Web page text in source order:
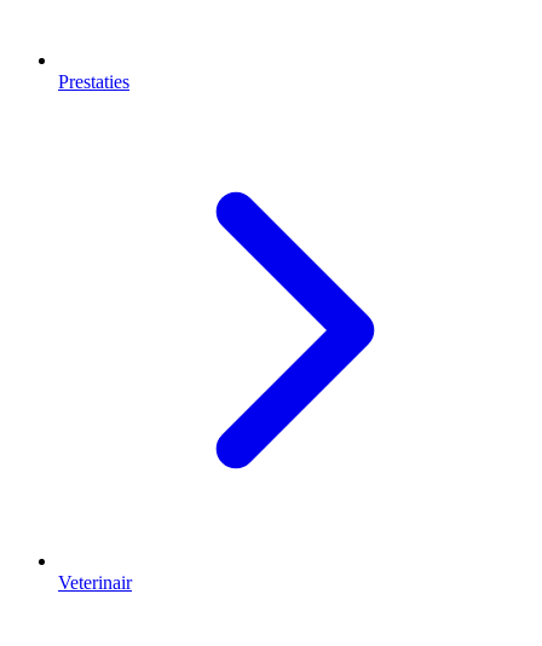
Prestaties
Veterinair